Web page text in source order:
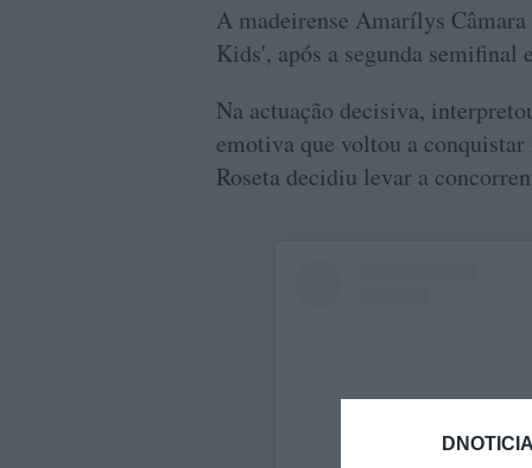
A madeirense Amarílys
Kids', após a segunda semifinal
Na actuação decisiva,
emotiva que voltou a
Roseta decidiu levar a